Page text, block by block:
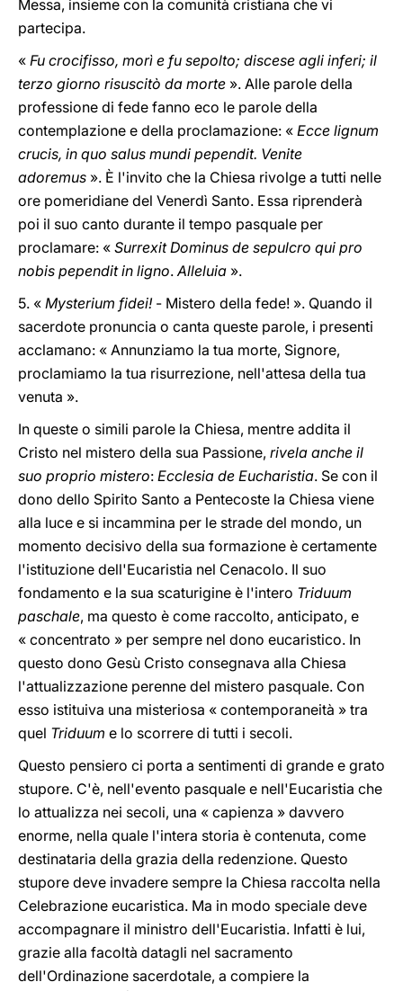
Messa, insieme con la comunità cristiana che vi
partecipa.
« Fu crocifisso, morì e fu sepolto; discese agli inferi; il
terzo giorno risuscitò da morte ». Alle parole della
professione di fede fanno eco le parole della
contemplazione e della proclamazione: « Ecce lignum
crucis, in quo salus mundi pependit. Venite
adoremus ». È l'invito che la Chiesa rivolge a tutti nelle
ore pomeridiane del Venerdì Santo. Essa riprenderà
poi il suo canto durante il tempo pasquale per
proclamare: « Surrexit Dominus de sepulcro qui pro
nobis pependit in ligno.Alleluia ».
5. « Mysterium fidei!- Mistero della fede! ». Quando il
sacerdote pronuncia o canta queste parole, i presenti
acclamano: « Annunziamo la tua morte, Signore,
proclamiamo la tua risurrezione, nell'attesa della tua
venuta ».
In queste o simili parole la Chiesa, mentre addita il
Cristo nel mistero della sua Passione, rivela anche il
suo proprio mistero: Ecclesia de Eucharistia. Se con il
dono dello Spirito Santo a Pentecoste la Chiesa viene
alla luce e si incammina per le strade del mondo, un
momento decisivo della sua formazione è certamente
l'istituzione dell'Eucaristia nel Cenacolo. Il suo
fondamento e la sua scaturigine è l'intero Triduum
paschale, ma questo è come raccolto, anticipato, e
« concentrato » per sempre nel dono eucaristico. In
questo dono Gesù Cristo consegnava alla Chiesa
l'attualizzazione perenne del mistero pasquale. Con
esso istituiva una misteriosa « contemporaneità » tra
quel Triduum e lo scorrere di tutti i secoli.
Questo pensiero ci porta a sentimenti di grande e grato
stupore. C'è, nell'evento pasquale e nell'Eucaristia che
lo attualizza nei secoli, una « capienza » davvero
enorme, nella quale l'intera storia è contenuta, come
destinataria della grazia della redenzione. Questo
stupore deve invadere sempre la Chiesa raccolta nella
Celebrazione eucaristica. Ma in modo speciale deve
accompagnare il ministro dell'Eucaristia. Infatti è lui,
grazie alla facoltà datagli nel sacramento
dell'Ordinazione sacerdotale, a compiere la